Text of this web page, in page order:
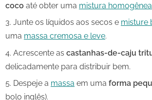
coco até obter uma mistura homogênea
Junte os líquidos aos secos e misture
uma massa cremosa e leve.
Acrescente as castanhas-de-caju
delicadamente para distribuir bem.
Despeje a massa em uma forma
bolo inglês).